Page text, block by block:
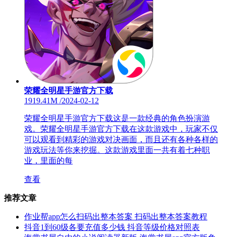
荣耀全明星手游官方下载
1919.41M /2024-02-12
荣耀全明星手游官方下载这是一款经典的角色扮演游
戏。荣耀全明星手游官方下载在这款游戏中，玩家不仅
可以观看到精彩的游戏对决画面，而且还有各种各样的
游戏玩法等你来挖掘。这款游戏里面一共有着七种职
业，里面的每
查看
推荐文章
作业帮app怎么扫码出整本答案 扫码出整本答案教程
抖音1到60级各要充值多少钱 抖音等级价格对照表